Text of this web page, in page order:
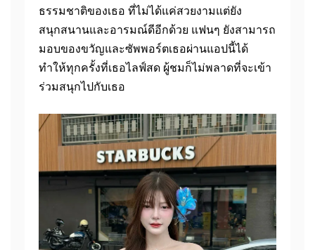
ธรรมชาติของเธอ ที่ไม่ได้แค่สวยงามแต่ยัง
สนุกสนานและอารมณ์ดีอีกด้วย แฟนๆ ยังสามารถ
มอบของขวัญและซัพพอร์ตเธอผ่านแอปนี้ได้
ทำให้ทุกครั้งที่เธอไลฟ์สด ผู้ชมก็ไม่พลาดที่จะเข้า
ร่วมสนุกไปกับเธอ